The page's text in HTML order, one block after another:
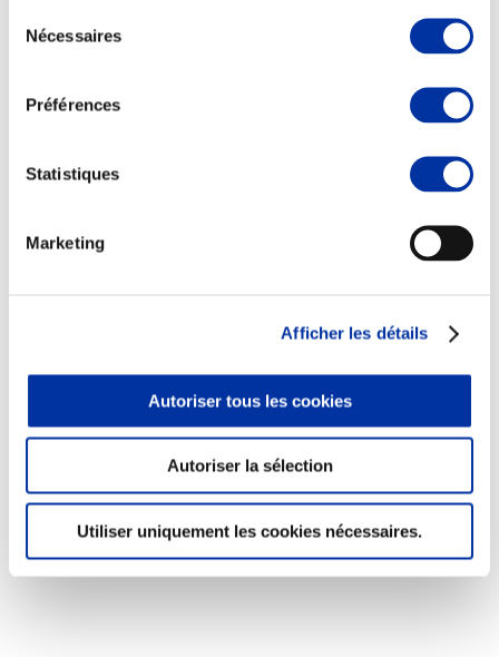
Nécessaires
Préférences
Statistiques
Marketing
Afficher les détails
Autoriser tous les cookies
Autoriser la sélection
Utiliser uniquement les cookies nécessaires.
Bien-être, Protection et Santé des animaux
Elevage
Transport – mise en marché
Partenaire Climat
Alimentation de qualité, raisonnée et durable